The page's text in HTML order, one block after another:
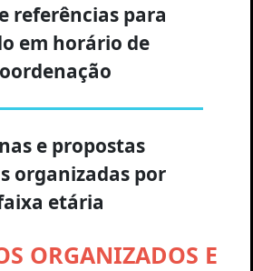
referências para
em horário de
e propostas
organizadas por
etária
ORGANIZADOS E